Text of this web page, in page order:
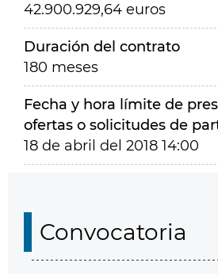
42.900.929,64 euros
Duración del contrato
180 meses
Fecha y hora límite de
ofertas o solicitudes de
18 de abril del 2018 14:00
Convocatoria